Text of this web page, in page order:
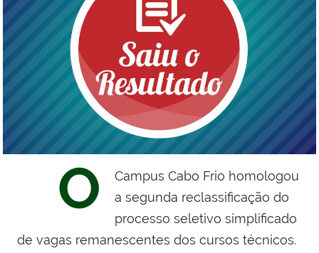
O
Campus Cabo Frio homologou
a segunda reclassificação do
processo seletivo simplificado
de vagas remanescentes dos cursos técnicos.